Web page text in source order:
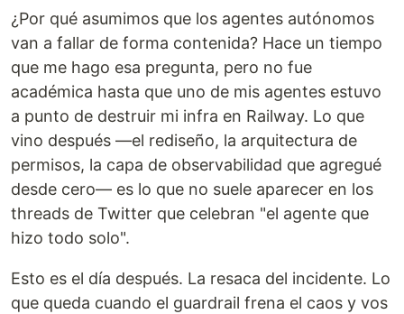
¿Por qué asumimos que los agentes autónomos
van a fallar de forma contenida? Hace un tiempo
que me hago esa pregunta, pero no fue
académica hasta que uno de mis agentes estuvo
a punto de destruir mi infra en Railway. Lo que
vino después —el rediseño, la arquitectura de
permisos, la capa de observabilidad que agregué
desde cero— es lo que no suele aparecer en los
threads de Twitter que celebran "el agente que
hizo todo solo".
Esto es el día después. La resaca del incidente. Lo
que queda cuando el guardrail frena el caos y vos